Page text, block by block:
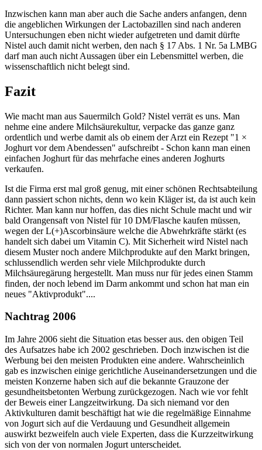
Inzwischen kann man aber auch die Sache anders anfangen, denn
die angeblichen Wirkungen der Lactobazillen sind nach anderen
Untersuchungen eben nicht wieder aufgetreten und damit dürfte
Nistel auch damit nicht werben, den nach § 17 Abs. 1 Nr. 5a LMBG
darf man auch nicht Aussagen über ein Lebensmittel werben, die
wissenschaftlich nicht belegt sind.
Fazit
Wie macht man aus Sauermilch Gold? Nistel verrät es uns. Man
nehme eine andere Milchsäurekultur, verpacke das ganze ganz
ordentlich und werbe damit als ob einem der Arzt ein Rezept "1 ×
Joghurt vor dem Abendessen" aufschreibt - Schon kann man einen
einfachen Joghurt für das mehrfache eines anderen Joghurts
verkaufen.
Ist die Firma erst mal groß genug, mit einer schönen Rechtsabteilung
dann passiert schon nichts, denn wo kein Kläger ist, da ist auch kein
Richter. Man kann nur hoffen, das dies nicht Schule macht und wir
bald Orangensaft von Nistel für 10 DM/Flasche kaufen müssen,
wegen der L(+)Ascorbinsäure welche die Abwehrkräfte stärkt (es
handelt sich dabei um Vitamin C). Mit Sicherheit wird Nistel nach
diesem Muster noch andere Milchprodukte auf den Markt bringen,
schlussendlich werden sehr viele Milchprodukte durch
Milchsäuregärung hergestellt. Man muss nur für jedes einen Stamm
finden, der noch lebend im Darm ankommt und schon hat man ein
neues "Aktivprodukt"....
Nachtrag 2006
Im Jahre 2006 sieht die Situation etas besser aus. den obigen Teil
des Aufsatzes habe ich 2002 geschrieben. Doch inzwischen ist die
Werbung bei den meisten Produkten eine andere. Wahrscheinlich
gab es inzwischen einige gerichtliche Auseinandersetzungen und die
meisten Konzerne haben sich auf die bekannte Grauzone der
gesundheitsbetonten Werbung zurückgezogen. Nach wie vor fehlt
der Beweis einer Langzeitwirkung. Da sich niemand vor den
Aktivkulturen damit beschäftigt hat wie die regelmäßige Einnahme
von Jogurt sich auf die Verdauung und Gesundheit allgemein
auswirkt bezweifeln auch viele Experten, dass die Kurzzeitwirkung
sich von der von normalen Jogurt unterscheidet.